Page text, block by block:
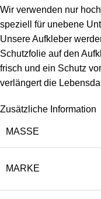
Wir verwenden nur
speziell für unebene
Unsere Aufkleber
Schutzfolie auf den
frisch und ein Schutz
verlängert die
Zusätzliche Information
MASSE
MARKE